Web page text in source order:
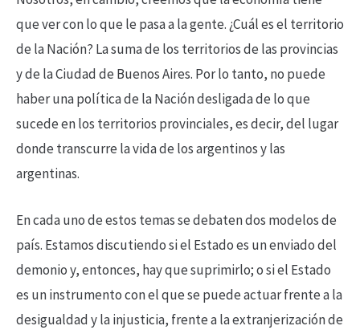
que ver con lo que le pasa a la gente. ¿Cuál es el territorio
de la Nación? La suma de los territorios de las provincias
y de la Ciudad de Buenos Aires. Por lo tanto, no puede
haber una política de la Nación desligada de lo que
sucede en los territorios provinciales, es decir, del lugar
donde transcurre la vida de los argentinos y las
argentinas.
En cada uno de estos temas se debaten dos modelos de
país. Estamos discutiendo si el Estado es un enviado del
demonio y, entonces, hay que suprimirlo; o si el Estado
es un instrumento con el que se puede actuar frente a la
desigualdad y la injusticia, frente a la extranjerización de